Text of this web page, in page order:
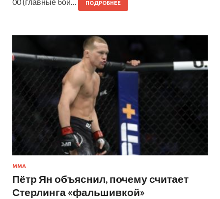
ПОДРОБНЕЕ
MMA
Пётр Ян объяснил, почему считает
Стерлинга «фальшивкой»